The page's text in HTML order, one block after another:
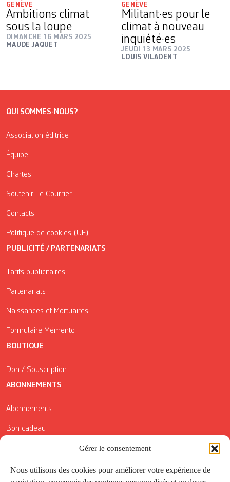
Gérer le consentement
Nous utilisons des cookies pour améliorer votre expérience de
GENÈVE
Ambitions climat
sous la loupe
DIMANCHE 16 MARS 2025
MAUDE JAQUET
GENÈVE
Militant·es pour le
climat à nouveau
inquiété·es
JEUDI 13 MARS 2025
LOUIS VILADENT
QUI SOMMES-NOUS?
Association éditrice
Équipe
Chartes
Soutenir Le Courrier
Contacts
Politique de cookies (UE)
PUBLICITÉ / PARTENARIATS
Tarifs publicitaires
Partenariats
Naissances et Mortuaires
Formulaire Mémento
BOUTIQUE
Don / Souscription
ABONNEMENTS
Abonnements
Bon cadeau
Conditions générales de vente
Réductions de la Carte Côté Courrier